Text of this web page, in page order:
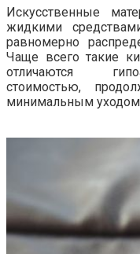
Искусственные
жидкими
равномерно
Чаще всего такие
отличаются
стоимостью,
минимальным